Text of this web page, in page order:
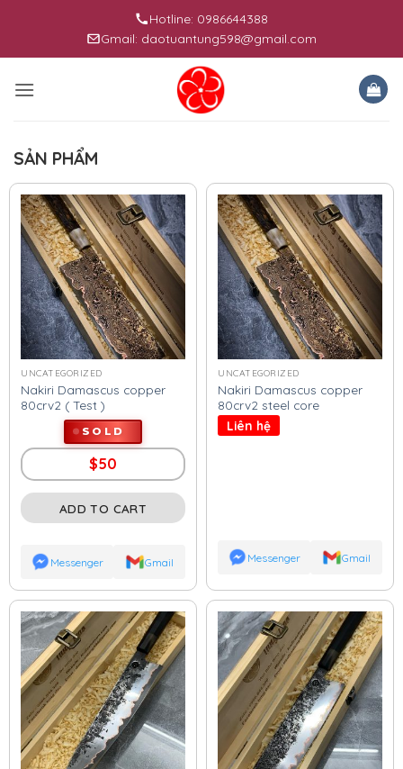
content
Hotline: 0986644388
Gmail: daotuantung598@gmail.com
SẢN PHẨM
UNCATEGORIZED
Nakiri Damascus copper
80crv2 ( Test )
SOLD
$50
ADD TO CART
Messenger Gmail
UNCATEGORIZED
Nakiri Damascus copper
80crv2 steel core
Liên hệ
Messenger Gmail